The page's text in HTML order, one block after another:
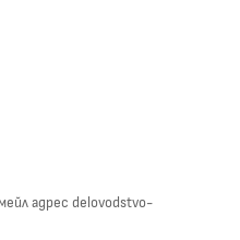
адрес delovodstvo-